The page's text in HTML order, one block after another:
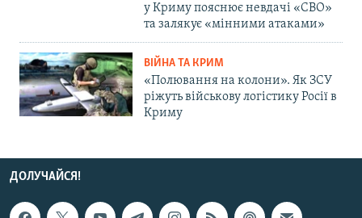
у Криму пояснює невдачі «СВО»
та залякує «мінними атаками»
ВІЙНА ТА КРИМ
«Полювання на колони». Як ЗСУ
ріжуть військову логістику Росії в
Криму
ДОЛУЧАЙСЯ!